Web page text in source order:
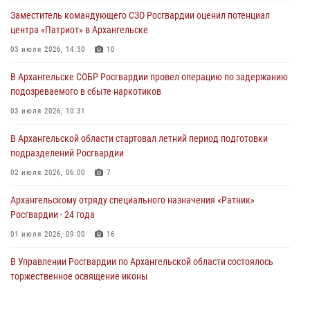
Заместитель командующего СЗО Росгвардии оценил потенциал
центра «Патриот» в Архангельске
03 июля 2026, 14:30 10
В Архангельске СОБР Росгвардии провел операцию по задержанию
подозреваемого в сбыте наркотиков
03 июля 2026, 10:31
В Архангельской области стартовал летний период подготовки
подразделений Росгвардии
02 июля 2026, 06:00 7
Архангельскому отряду специального назначения «Ратник»
Росгвардии - 24 года
01 июля 2026, 09:00 16
В Управлении Росгвардии по Архангельской области состоялось
торжественное освящение иконы